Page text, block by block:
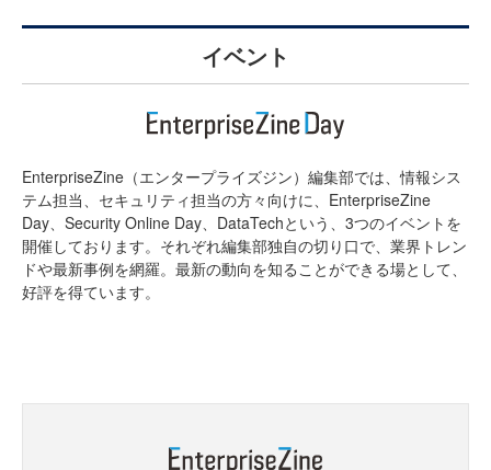
イベント
EnterpriseZine（エンタープライズジン）編集部では、情報シス
テム担当、セキュリティ担当の方々向けに、EnterpriseZine
Day、Security Online Day、DataTechという、3つのイベントを
開催しております。それぞれ編集部独自の切り口で、業界トレン
ドや最新事例を網羅。最新の動向を知ることができる場として、
好評を得ています。